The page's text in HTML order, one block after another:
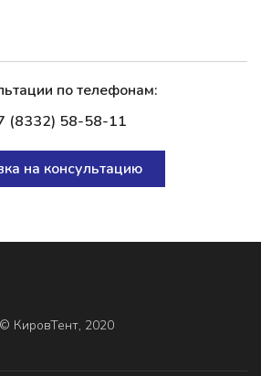
по телефонам:
(8332) 58-58-11
на консультацию
© КировТент, 2020